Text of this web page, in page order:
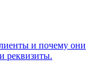
и почему они
реквизиты.